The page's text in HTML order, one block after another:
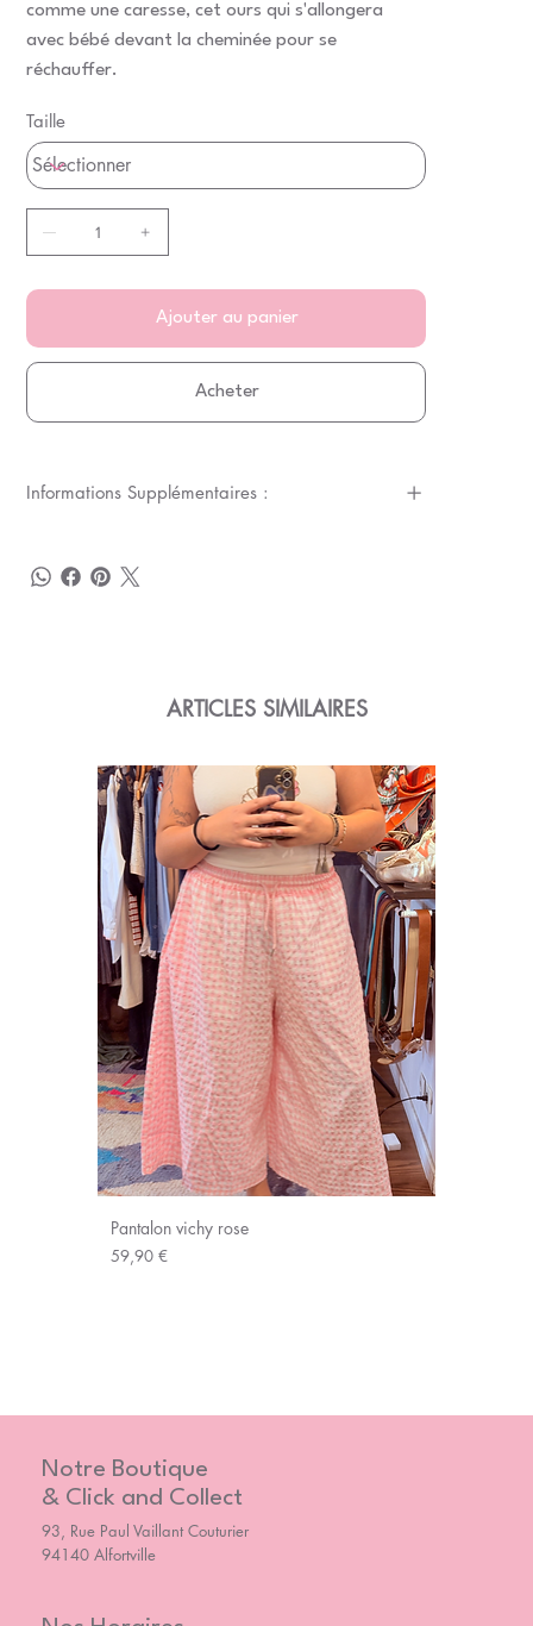
comme une caresse, cet ours qui s'allongera
avec bébé devant la cheminée pour se
réchauffer.
Taille
Ajouter au panier
Acheter
Informations Supplémentaires :
ARTICLES SIMILAIRES
Pantalon vichy rose
Prix
59,90 €
Notre Boutique
& Click and Collect
93, Rue Paul Vaillant Couturier
94140 Alfortville